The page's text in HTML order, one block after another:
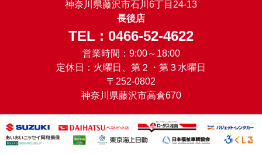
神奈川県藤沢市石川6丁目24-13
長後店
TEL : 0466-52-4622
営業時間：9:00～18:00
定休日：火曜日、第２・第３水曜日
〒252-0802
神奈川県藤沢市高倉670